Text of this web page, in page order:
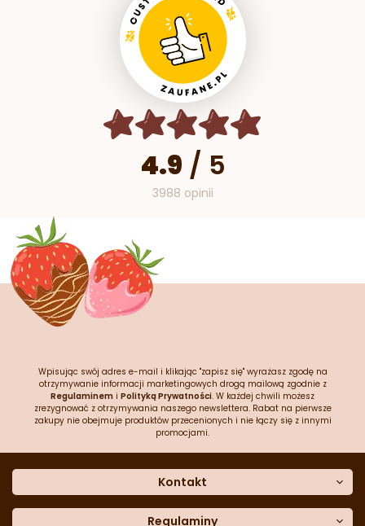
4.9 / 5
3988 opinii
Wpisując swój adres e-mail i klikając "zapisz się" wyrażasz zgodę na
otrzymywanie informacji marketingowych drogą mailową zgodnie z
Regulaminem i Polityką Prywatności. W każdej chwili możesz
zrezygnować z otrzymywania naszego newslettera. Rabat na pierwsze
zakupy nie obejmuje produktów przecenionych i nie łączy się z innymi
promocjami.
Kontakt
Dane kontaktowe
Regulaminy